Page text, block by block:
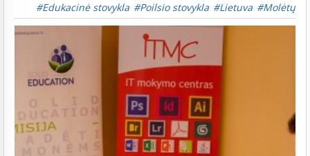
Edukacinė stovykla Poilsio stovykla Lietuva Molėtų